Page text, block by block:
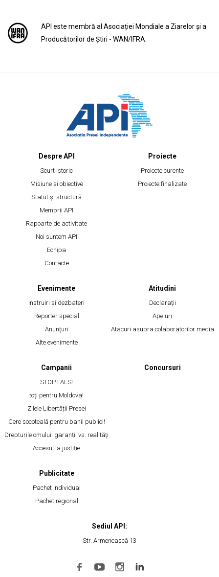
API este membră al Asociației Mondiale a Ziarelor și a
Producătorilor de Știri - WAN/IFRA.
Despre API
Scurt istoric
Misiune și obiective
Statut și structură
Membrii API
Rapoarte de activitate
Noi suntem API
Echipa
Contacte
Proiecte
Proiecte curente
Proiecte finalizate
Evenimente
Instruiri și dezbateri
Reporter special
Anunțuri
Alte evenimente
Atitudini
Declarații
Apeluri
Atacuri asupra colaboratorilor media
Campanii
STOP FALS!
toți pentru Moldova!
Zilele Libertății Presei
Cere socoteală pentru banii publici!
Drepturile omului: garanții vs. realități
Accesul la justiție
Concursuri
Publicitate
Pachet individual
Pachet regional
Sediul API:
Str. Armenească 13